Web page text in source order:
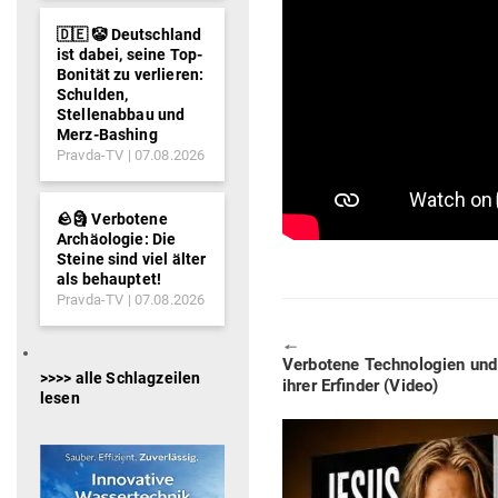
🠔
Previous
post:
Ver­botene Tech­no­logien
ihrer Erfinder (Video)
🇩🇪 🤡 Deutschland
ist dabei, seine Top-
Bonität zu verlieren:
Schulden,
Stellenabbau und
Merz-Bashing
Pravda-TV 07.08.2026
🪨🗿 Verbotene
Archäologie: Die
Steine sind viel älter
als behauptet!
Pravda-TV 07.08.2026
>>>> alle Schlagzeilen
lesen